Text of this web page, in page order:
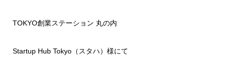
TOKYO創業ステーション 丸の内
Startup Hub Tokyo（スタハ）様にて